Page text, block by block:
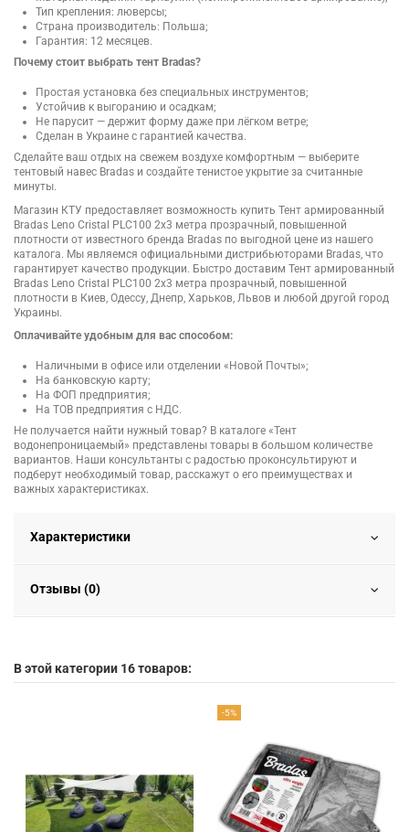
Тип крепления: люверсы;
Страна производитель: Польша;
Гарантия: 12 месяцев.
Почему стоит выбрать тент Bradas?
Простая установка без специальных инструментов;
Устойчив к выгоранию и осадкам;
Не парусит — держит форму даже при лёгком ветре;
Сделан в Украине с гарантией качества.
Сделайте ваш отдых на свежем воздухе комфортным — выберите
тентовый навес Bradas и создайте тенистое укрытие за считанные
минуты.
Магазин КТУ предоставляет возможность купить Тент армированный
Bradas Leno Cristal PLC100 2х3 метра прозрачный, повышенной
плотности от известного бренда Bradas по выгодной цене из нашего
каталога. Мы являемся официальными дистрибьюторами Bradas, что
гарантирует качество продукции. Быстро доставим Тент армированный
Bradas Leno Cristal PLC100 2х3 метра прозрачный, повышенной
плотности в Киев, Одессу, Днепр, Харьков, Львов и любой другой город
Украины.
Оплачивайте удобным для вас способом:
Наличными в офисе или отделении «Новой Почты»;
На банковскую карту;
На ФОП предприятия;
На ТОВ предприятия с НДС.
Не получается найти нужный товар? В каталоге «Тент
водонепроницаемый» представлены товары в большом количестве
вариантов. Наши консультанты с радостью проконсультируют и
подберут необходимый товар, расскажут о его преимуществах и
важных характеристиках.
Характеристики
Отзывы (0)
В этой категории 16 товаров:
-5%